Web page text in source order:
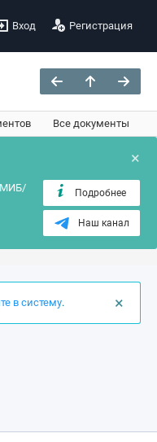
Вход Регистрация
Все документы
×
Подробнее
Наш канал
×
в систему.